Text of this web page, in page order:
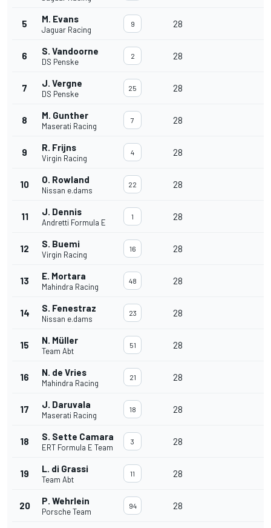
5 M. Evans
Jaguar Racing
9 28
6 S. Vandoorne
DS Penske
2 28
7 J. Vergne
DS Penske
25 28
8 M. Gunther
Maserati Racing
7 28
9 R. Frijns
Virgin Racing
4 28
10 O. Rowland
Nissan e.dams
22 28
11 J. Dennis
Andretti Formula E
1 28
12 S. Buemi
Virgin Racing
16 28
13 E. Mortara
Mahindra Racing
48 28
14 S. Fenestraz
Nissan e.dams
23 28
15 N. Müller
Team Abt
51 28
16 N. de Vries
Mahindra Racing
21 28
17 J. Daruvala
Maserati Racing
18 28
18 S. Sette Camara
ERT Formula E Team
3 28
19 L. di Grassi
Team Abt
11 28
20 P. Wehrlein
Porsche Team
94 28